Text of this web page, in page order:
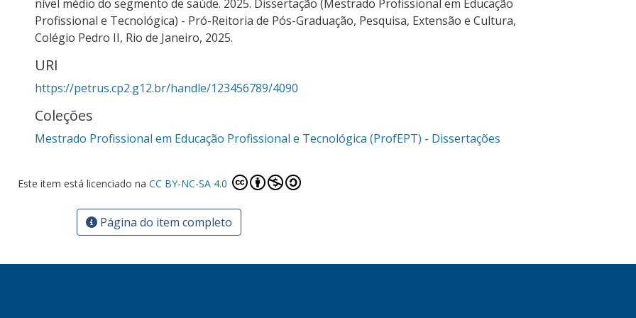
nível médio do segmento de saúde. 2025. Dissertação (Mestrado Profissional em Educação
Profissional e Tecnológica) - Pró-Reitoria de Pós-Graduação, Pesquisa, Extensão e Cultura,
Colégio Pedro II, Rio de Janeiro, 2025.
URI
https://petrus.cp2.g12.br/handle/123456789/4090
Coleções
Mestrado Profissional em Educação Profissional e Tecnológica (ProfEPT) - Dissertações
Este item está licenciado na CC BY-NC-SA 4.0
Página do item completo